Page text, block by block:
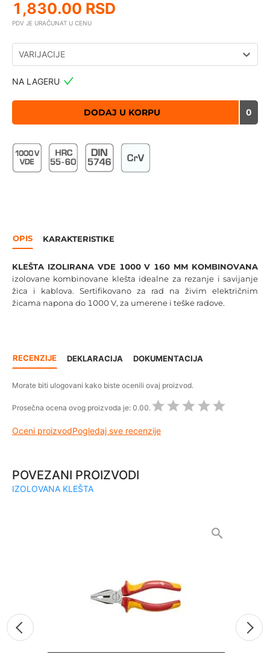
1,830.00 RSD
PDV JE URAČUNAT U CENU
VARIJACIJE
NA LAGERU
DODAJ U KORPU 0
OPIS KARAKTERISTIKE
KLEŠTA IZOLIRANA VDE 1000 V 160 MM KOMBINOVANA
izolovane kombinovane klešta idealne za rezanje i savijanje
žica i kablova. Sertifikovano za rad na živim električnim
žicama napona do 1000 V, za umerene i teške radove.
RECENZIJE DEKLARACIJA DOKUMENTACIJA
Morate biti ulogovani kako biste ocenili ovaj proizvod.
Prosečna ocena ovog proizvoda je: 0.00.
Oceni proizvodPogledaj sve recenzije
POVEZANI PROIZVODI
IZOLOVANA KLEŠTA